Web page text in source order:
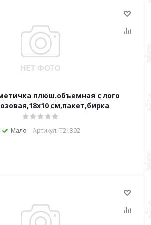
плюш.объемная с лого
см,пакет,бирка
Мало Артикул: Т21392